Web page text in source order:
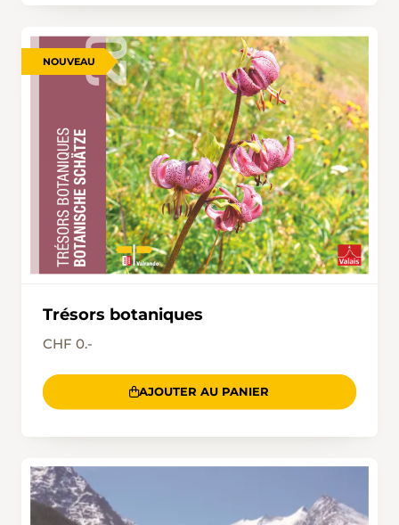
Trésors botaniques
CHF 0.-
NOUVEAU
AJOUTER AU PANIER